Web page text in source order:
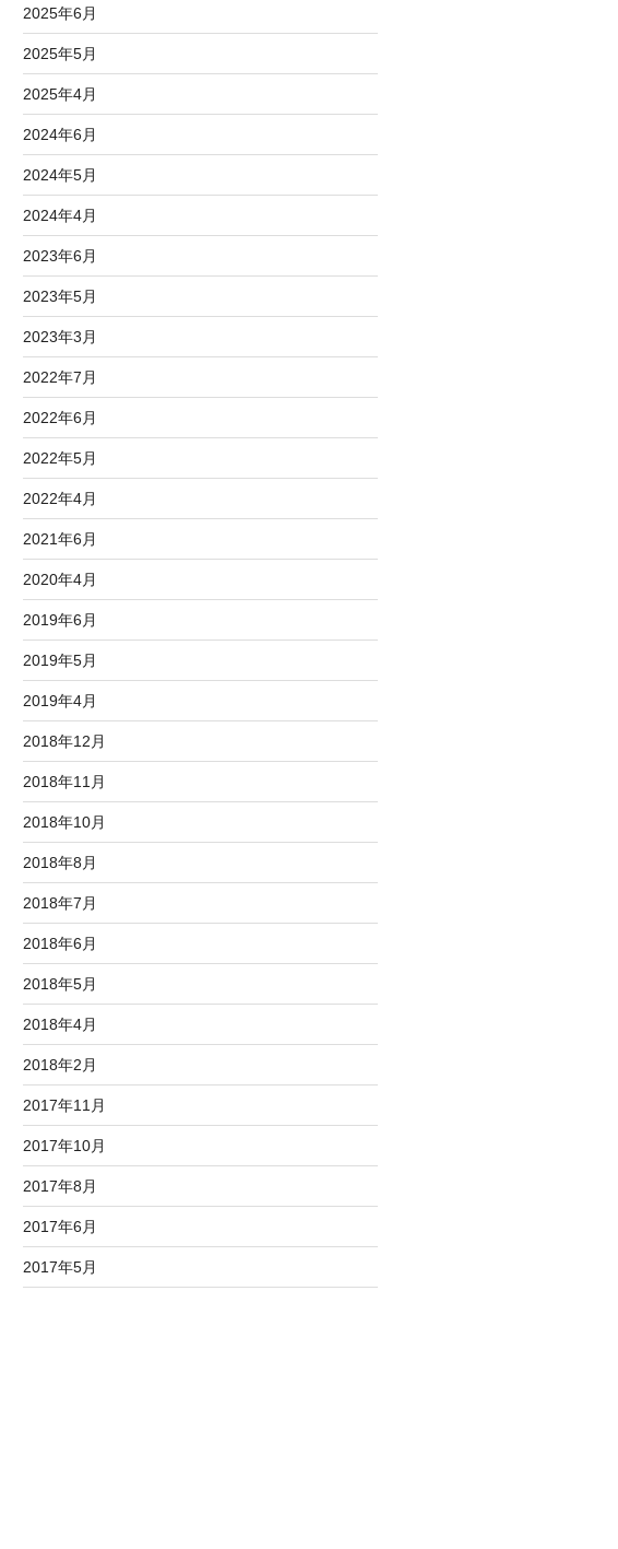
2025年6月
2025年5月
2025年4月
2024年6月
2024年5月
2024年4月
2023年6月
2023年5月
2023年3月
2022年7月
2022年6月
2022年5月
2022年4月
2021年6月
2020年4月
2019年6月
2019年5月
2019年4月
2018年12月
2018年11月
2018年10月
2018年8月
2018年7月
2018年6月
2018年5月
2018年4月
2018年2月
2017年11月
2017年10月
2017年8月
2017年6月
2017年5月